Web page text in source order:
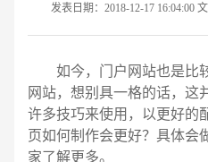
发表日期：2018-12-17 16:04:00
如今，门户网站也是比
网站，想别具一格的话，这
许多技巧来使用，以更好的
页如何制作会更好？具体会
家了解更多。